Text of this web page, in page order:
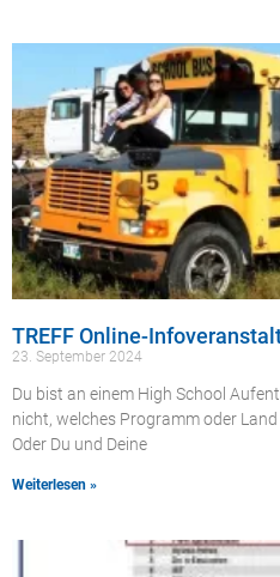
TREFF Online-
23. September 2024
Du bist an einem High School
nicht, welches Programm oder
Oder Du und Deine
Weiterlesen »